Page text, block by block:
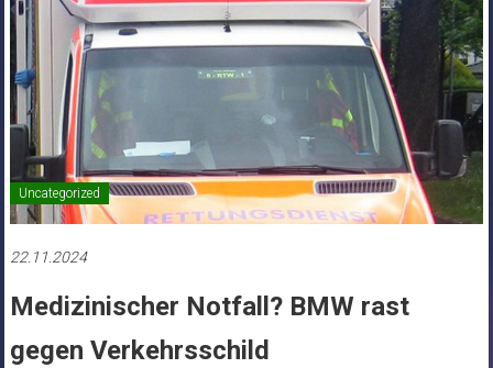
Uncategorized
22.11.2024
Medizinischer Notfall? BMW rast
gegen Verkehrsschild